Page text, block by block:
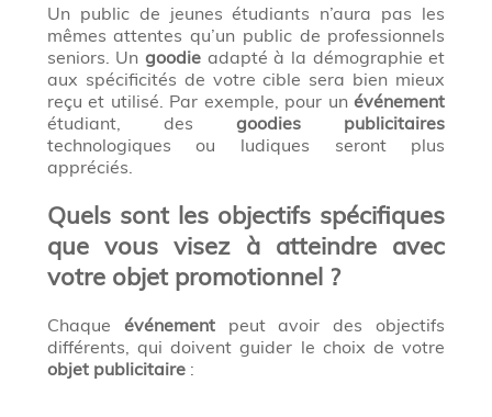
Un public de jeunes étudiants n’aura pas les
mêmes attentes qu’un public de professionnels
seniors. Un goodieadapté à la démographie et
aux spécificités de votre cible sera bien mieux
reçu et utilisé. Par exemple, pour unévénement
étudiant, desgoodies publicitaires
technologiques ou ludiques seront plus
appréciés.
Quels sont les objectifs spécifiques
que vous visez à atteindre avec
votre objet promotionnel ?
Chaque événementpeut avoir des objectifs
différents, qui doivent guider le choix de votre
objet publicitaire: